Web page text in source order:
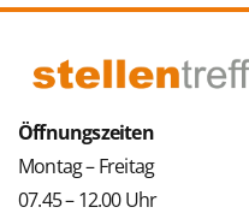
Öffnungszeiten
Montag – Freitag
07.45 – 12.00 Uhr